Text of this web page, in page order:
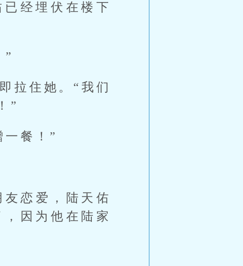
经埋伏在楼下
”
拉住她。“我们
”
餐！”
恋爱，陆天佑
因为他在陆家